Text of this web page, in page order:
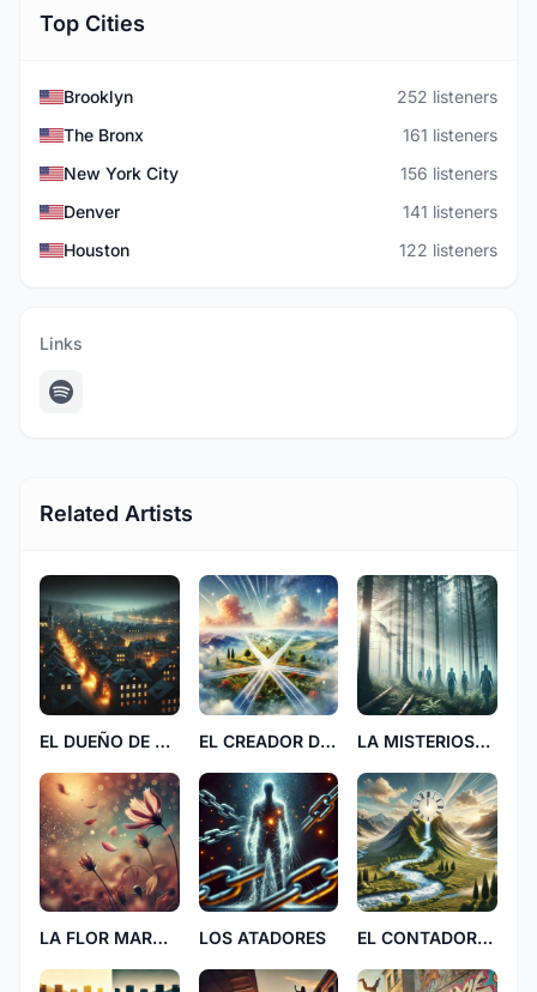
Top Cities
Brooklyn
252 listeners
The Bronx
161 listeners
New York City
156 listeners
Denver
141 listeners
Houston
122 listeners
Links
Related Artists
EL DUEÑO DE LA CUIDAD EL CREADOR DE TU CAMINO LA MISTERIOSA OSCURIDAD
LA FLOR MARCHITADA LOS ATADORES EL CONTADOR DEL AGUA